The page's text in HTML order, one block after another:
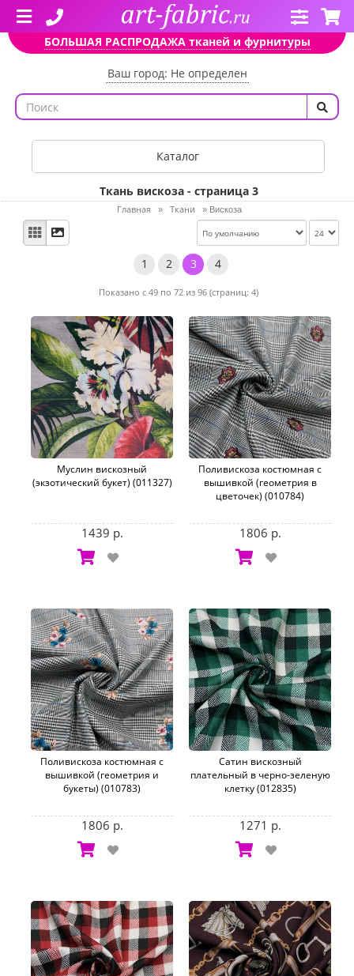
БОЛЬШАЯ РАСПРОДАЖА тканей и фурнитуры
Ваш город: Не определен
Каталог
Ткань вискоза - страница 3
Главная » Ткани » Вискоза
1 2 3 4
Показано с 49 по 72 из 96 (страниц: 4)
Муслин вискозный
(экзотический букет) (011327)
1439 р.
Поливискоза костюмная с
вышивкой (геометрия в
цветочек) (010784)
1806 р.
Поливискоза костюмная с
вышивкой (геометрия и
букеты) (010783)
1806 р.
Сатин вискозный
плательный в черно-зеленую
клетку (012835)
1271 р.